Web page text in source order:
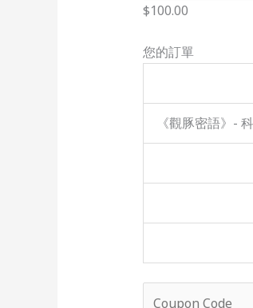
$100.00
您的訂單
《觀豚密語》-